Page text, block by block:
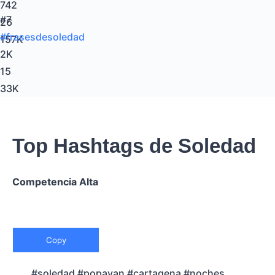
742
26
157K
#7
#frasesdesoledad
2K
15
33K
Top Hashtags de Soledad
Competencia Alta
Copy